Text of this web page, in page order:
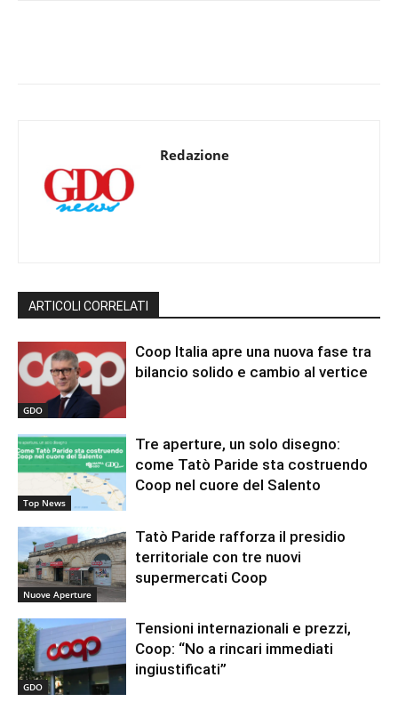
Redazione
ARTICOLI CORRELATI
GDO
Coop Italia apre una nuova fase tra
bilancio solido e cambio al vertice
Top News
Tre aperture, un solo disegno:
come Tatò Paride sta costruendo
Coop nel cuore del Salento
Nuove Aperture
Tatò Paride rafforza il presidio
territoriale con tre nuovi
supermercati Coop
GDO
Tensioni internazionali e prezzi,
Coop: “No a rincari immediati
ingiustificati”